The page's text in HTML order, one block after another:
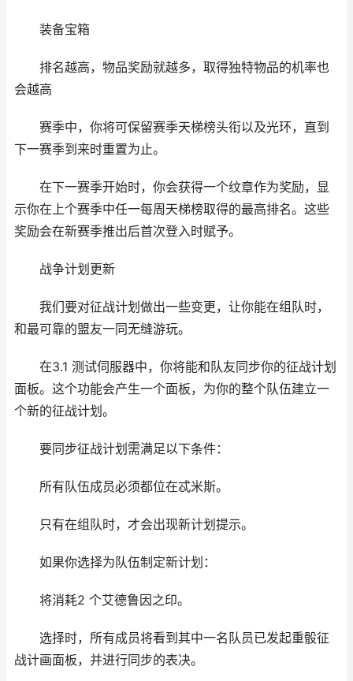
装备宝箱
排名越高，物品奖励就越多，取得独特物品的机率也
会越高
赛季中，你将可保留赛季天梯榜头衔以及光环，直到
下一赛季到来时重置为止。
在下一赛季开始时，你会获得一个纹章作为奖励，显
示你在上个赛季中任一每周天梯榜取得的最高排名。这些
奖励会在新赛季推出后首次登入时赋予。
战争计划更新
我们要对征战计划做出一些变更，让你能在组队时，
和最可靠的盟友一同无缝游玩。
在3.1 测试伺服器中，你将能和队友同步你的征战计划
面板。这个功能会产生一个面板，为你的整个队伍建立一
个新的征战计划。
要同步征战计划需满足以下条件：
所有队伍成员必须都位在忒米斯。
只有在组队时，才会出现新计划提示。
如果你选择为队伍制定新计划：
将消耗2 个艾德鲁因之印。
选择时，所有成员将看到其中一名队员已发起重骰征
战计画面板，并进行同步的表决。